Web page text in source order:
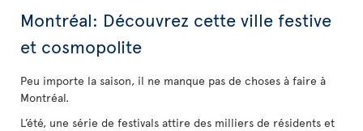
Montréal: Découvrez cette ville festive
et cosmopolite
Peu importe la saison, il ne manque pas de choses à faire à
Montréal.
L’été, une série de festivals attire des milliers de résidents et